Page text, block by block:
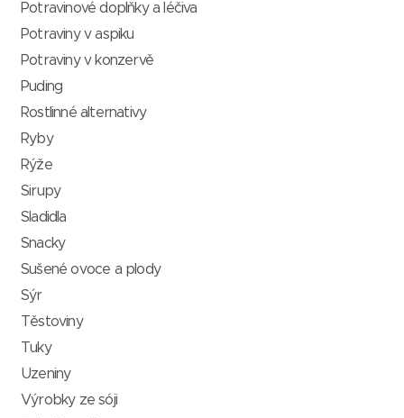
Potravinové doplňky a léčiva
Potraviny v aspiku
Potraviny v konzervě
Puding
Rostlinné alternativy
Ryby
Rýže
Sirupy
Sladidla
Snacky
Sušené ovoce a plody
Sýr
Těstoviny
Tuky
Uzeniny
Výrobky ze sóji